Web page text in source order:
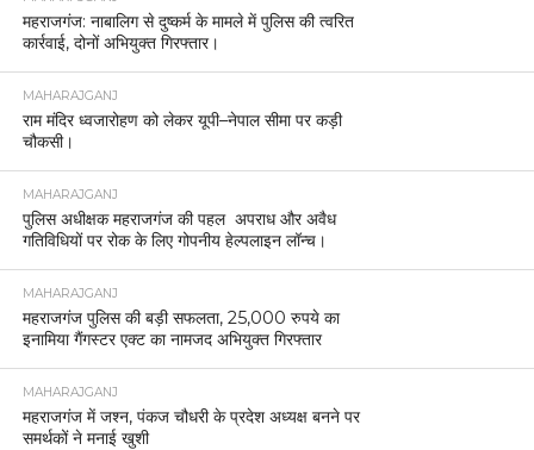
महराजगंज: नाबालिग से दुष्कर्म के मामले में पुलिस की त्वरित
कार्रवाई, दोनों अभियुक्त गिरफ्तार।
MAHARAJGANJ
राम मंदिर ध्वजारोहण को लेकर यूपी–नेपाल सीमा पर कड़ी
चौकसी।
MAHARAJGANJ
पुलिस अधीक्षक महराजगंज की पहल अपराध और अवैध
गतिविधियों पर रोक के लिए गोपनीय हेल्पलाइन लॉन्च।
MAHARAJGANJ
महराजगंज पुलिस की बड़ी सफलता, 25,000 रुपये का
इनामिया गैंगस्टर एक्ट का नामजद अभियुक्त गिरफ्तार
MAHARAJGANJ
महराजगंज में जश्न, पंकज चौधरी के प्रदेश अध्यक्ष बनने पर
समर्थकों ने मनाई खुशी